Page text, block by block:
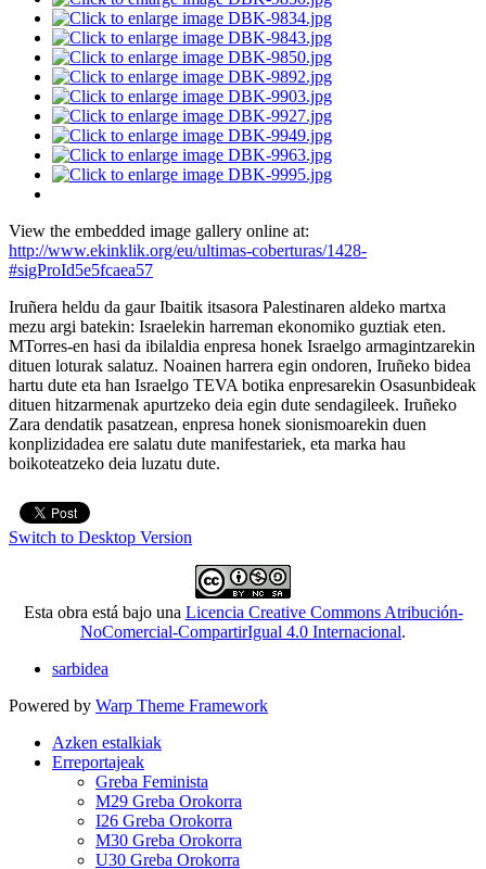
View the embedded image gallery online at:
http://www.ekinklik.org/eu/ultimas-coberturas/1428-
#sigProId5e5fcaea57
Iruñera heldu da gaur Ibaitik itsasora Palestinaren aldeko martxa
mezu argi batekin: Israelekin harreman ekonomiko guztiak eten.
MTorres-en hasi da ibilaldia enpresa honek Israelgo armagintzarekin
dituen loturak salatuz. Noainen harrera egin ondoren, Iruñeko bidea
hartu dute eta han Israelgo TEVA botika enpresarekin Osasunbideak
dituen hitzarmenak apurtzeko deia egin dute sendagileek. Iruñeko
Zara dendatik pasatzean, enpresa honek sionismoarekin duen
konplizidadea ere salatu dute manifestariek, eta marka hau
boikoteatzeko deia luzatu dute.
Switch to Desktop Version
Esta obra está bajo una Licencia Creative Commons Atribución-
NoComercial-CompartirIgual 4.0 Internacional.
sarbidea
Powered by Warp Theme Framework
Azken estalkiak
Erreportajeak
Greba Feminista
M29 Greba Orokorra
I26 Greba Orokorra
M30 Greba Orokorra
U30 Greba Orokorra